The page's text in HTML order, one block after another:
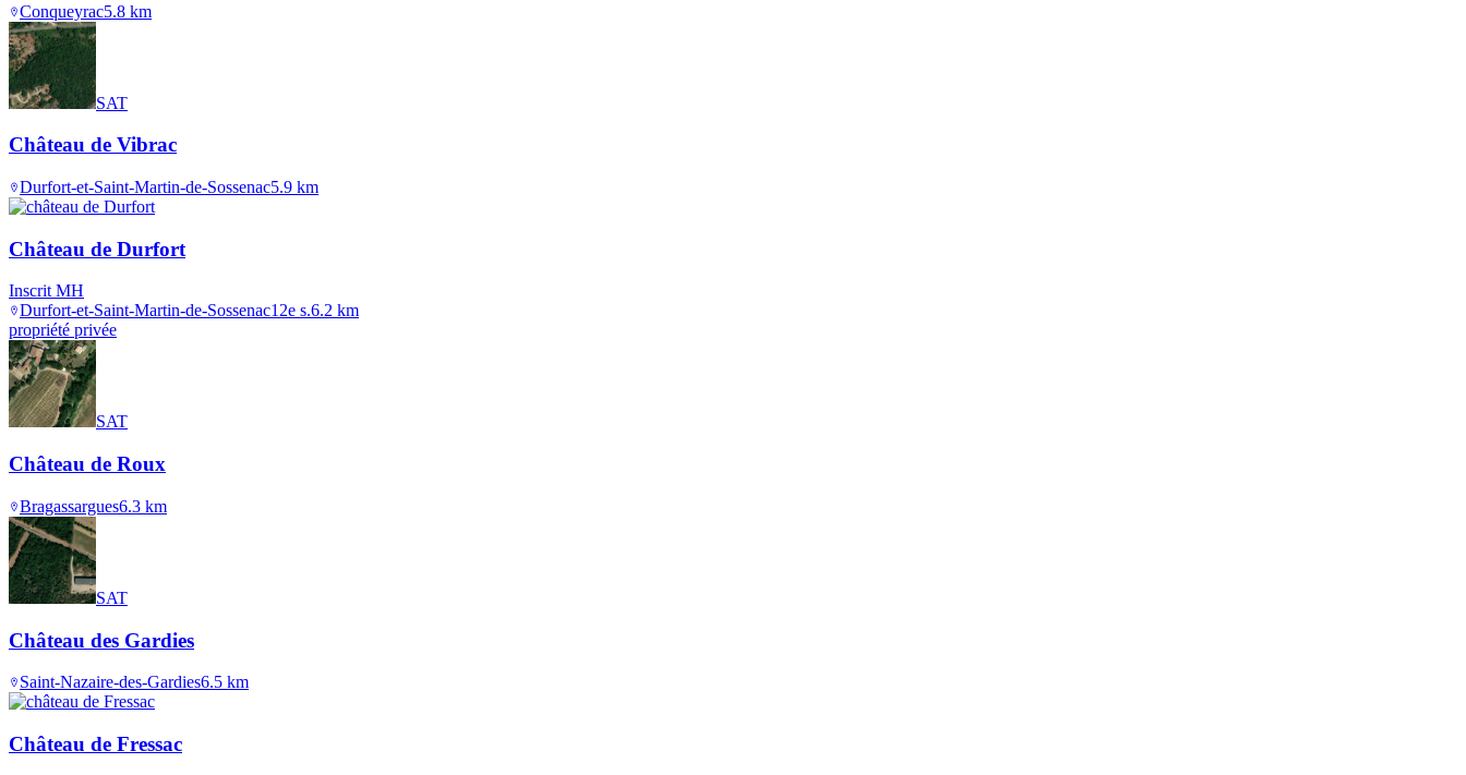
Conqueyrac5.8 km
SAT
Château de Vibrac
Durfort-et-Saint-Martin-de-Sossenac5.9 km
Château de Durfort
Inscrit MH
Durfort-et-Saint-Martin-de-Sossenac12e s.6.2 km
propriété privée
SAT
Château de Roux
Bragassargues6.3 km
SAT
Château des Gardies
Saint-Nazaire-des-Gardies6.5 km
Château de Fressac